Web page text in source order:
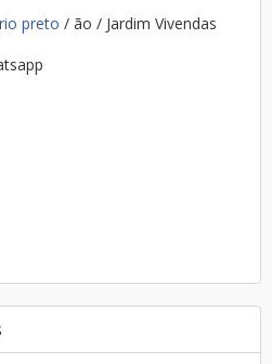
preto / ão / Jardim Vivendas